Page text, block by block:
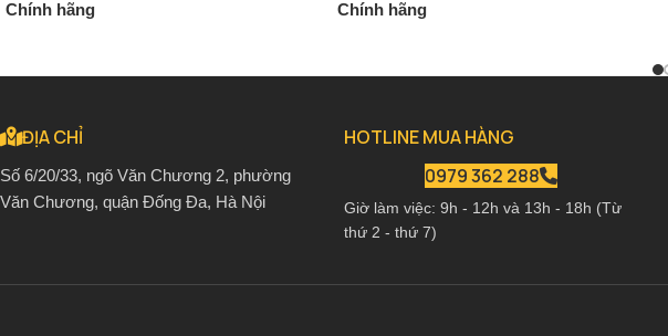
Chính hãng
Chính hãng
ĐỊA CHỈ
Số 6/20/33, ngõ Văn Chương 2, phường
Văn Chương, quận Đống Đa, Hà Nội
HOTLINE MUA HÀNG
0979 362 288
Giờ làm việc: 9h - 12h và 13h - 18h (Từ
thứ 2 - thứ 7)